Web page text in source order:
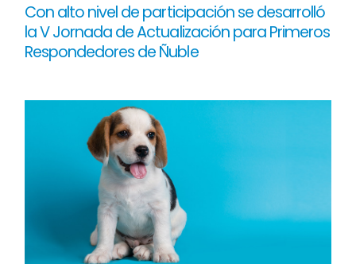
Con alto nivel de participación se desarrolló
la V Jornada de Actualización para Primeros
Respondedores de Ñuble